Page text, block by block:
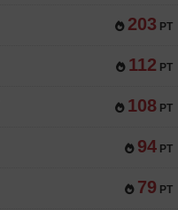
203 PT
112 PT
108 PT
94 PT
79 PT